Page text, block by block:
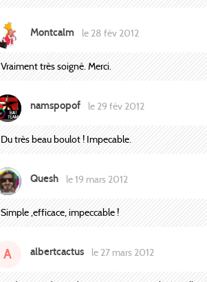
Montcalm le 28 fév 2012
Vraiment très soigné. Merci.
namspopof le 29 fév 2012
Du très beau boulot ! Impecable.
Quesh le 19 mars 2012
Simple ,efficace, impeccable !
A albertcactus le 27 mars 2012